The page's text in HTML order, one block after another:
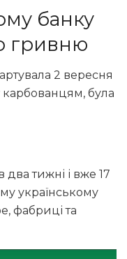
банку
гривню
2 вересня
карбованцям, була
два тижні і вже 17
українському
фабриці та